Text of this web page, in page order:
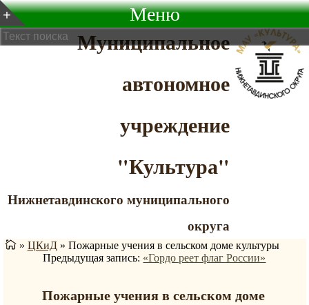
Муниципальное
автономное
учреждение
"Культура"
Нижнетавдинского муниципального
округа
Меню
» ЦКиД » Пожарные учения в сельском доме культуры
Предыдущая запись: «Гордо реет флаг России»
Пожарные учения в сельском доме